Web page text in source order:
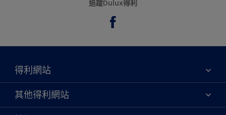
追蹤Dulux得利
得利網站
關於我們
聯絡我們
其他得利網站